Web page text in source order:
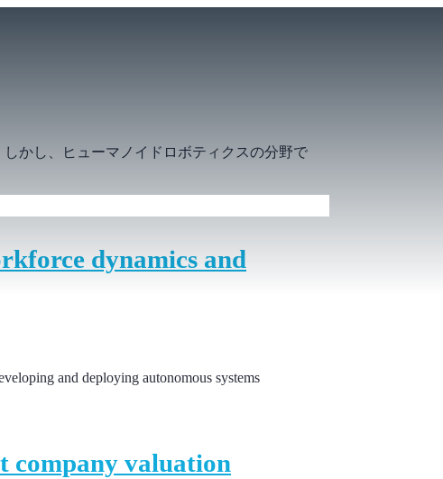
かし、ヒューマノイドロボティクスの分野で
dynamics and
and deploying autonomous systems
company valuation